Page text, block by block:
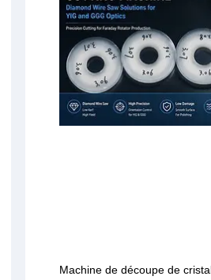
Machine de découpe de